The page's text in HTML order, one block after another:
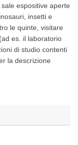
espositive aperte
insetti e
le quinte, visitare
es. il laboratorio
di studio contenti
la descrizione